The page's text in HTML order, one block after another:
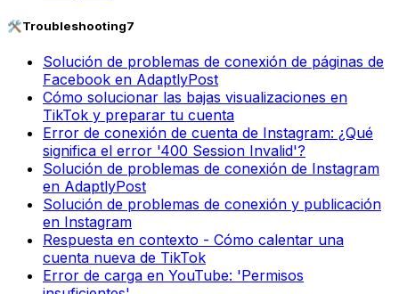
🛠️Troubleshooting7
Solución de problemas de conexión de páginas de
Facebook en AdaptlyPost
Cómo solucionar las bajas visualizaciones en
TikTok y preparar tu cuenta
Error de conexión de cuenta de Instagram: ¿Qué
significa el error '400 Session Invalid'?
Solución de problemas de conexión de Instagram
en AdaptlyPost
Solución de problemas de conexión y publicación
en Instagram
Respuesta en contexto - Cómo calentar una
cuenta nueva de TikTok
Error de carga en YouTube: 'Permisos